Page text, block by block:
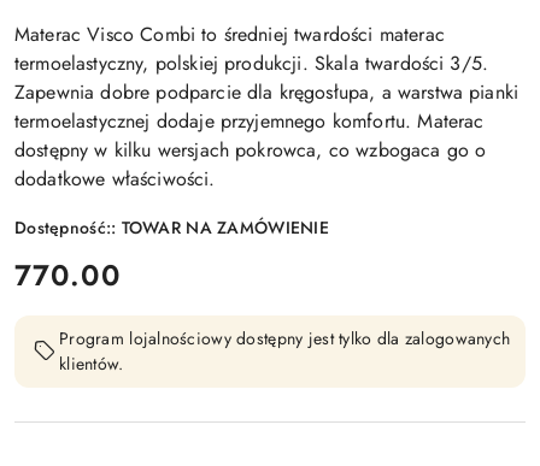
Materac Visco Combi to średniej twardości materac
termoelastyczny, polskiej produkcji. Skala twardości 3/5.
Zapewnia dobre podparcie dla kręgosłupa, a warstwa pianki
termoelastycznej dodaje przyjemnego komfortu. Materac
dostępny w kilku wersjach pokrowca, co wzbogaca go o
dodatkowe właściwości.
Dostępność:: TOWAR NA ZAMÓWIENIE
cena:
770.00
Program lojalnościowy dostępny jest tylko dla zalogowanych
klientów.